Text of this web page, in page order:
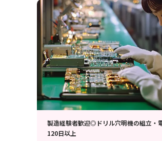
製造経験者歓迎◎ドリル穴明機の組立・
120日以上